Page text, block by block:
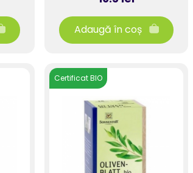
Adaugă în coș
Certificat BIO